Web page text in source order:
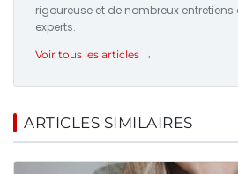
rigoureuse et de nombreux
experts.
Voir tous les articles →
ARTICLES SIMILAIRES